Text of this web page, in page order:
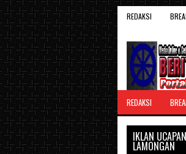
REDAKSI
REDAKSI
IKLAN
LAMONGAN